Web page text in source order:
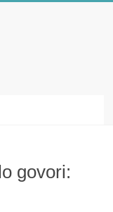
govori: